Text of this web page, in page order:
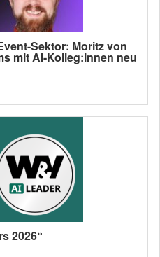
Sektor: Moritz von
mit AI-Kolleg:innen neu
2026“